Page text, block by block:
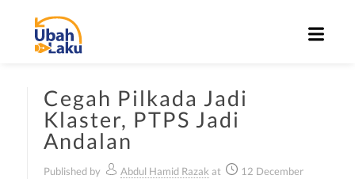
Cegah Pilkada Jadi
Klaster, PTPS Jadi
Andalan
Published by Abdul Hamid Razak at
12 December